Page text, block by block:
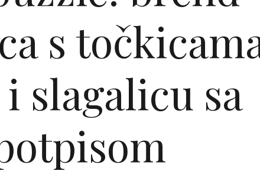
s
slagalicu sa